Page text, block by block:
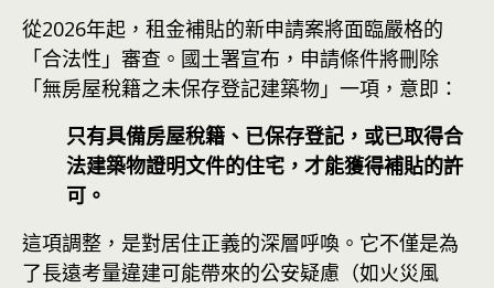
從2026年起，租金補貼的新申請案將面臨嚴格的
「合法性」審查。國土署宣布，申請條件將刪除
「無房屋稅籍之未保存登記建築物」一項，意即：
只有具備房屋稅籍、已保存登記，或已取得合
法建築物證明文件的住宅，才能獲得補貼的許
可。
這項調整，是對居住正義的深層呼喚。它不僅是為
了長遠考量違建可能帶來的公安疑慮（如火災風